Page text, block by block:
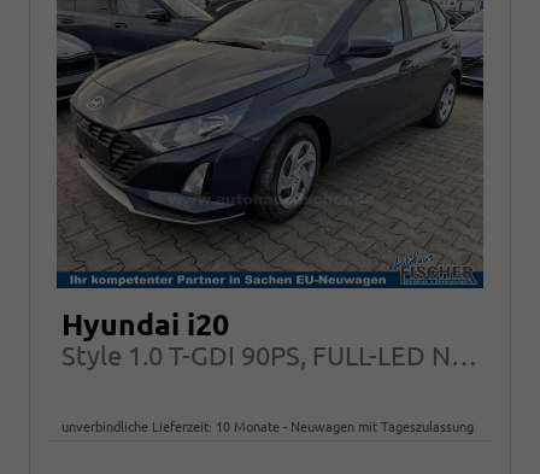
Hyundai i20
Style 1.0 T-GDI 90PS, FULL-LED NAVI Sitzheizung ALU Klimaautomatik RFK
unverbindliche Lieferzeit: 10 Monate Neuwagen mit Tageszulassung